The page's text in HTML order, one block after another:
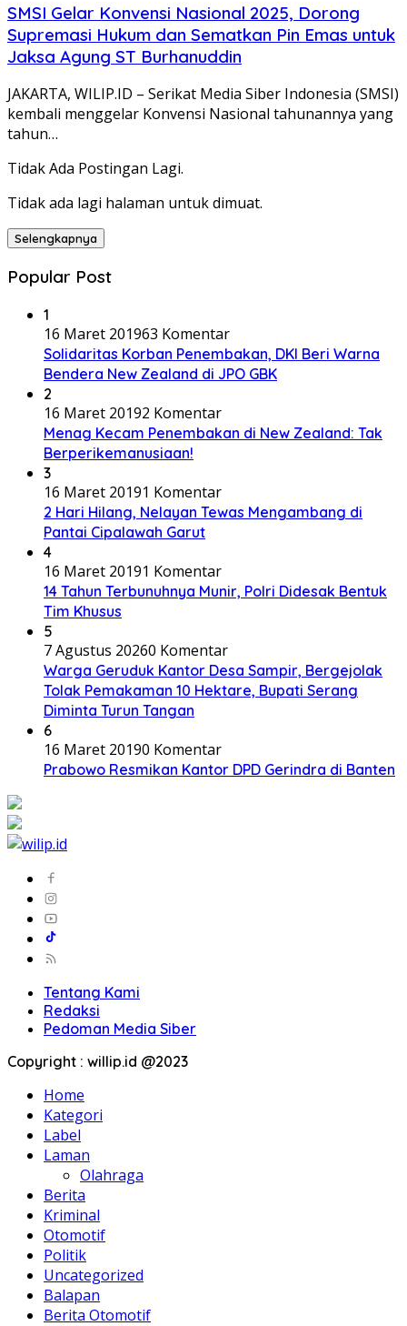
SMSI Gelar Konvensi Nasional 2025, Dorong
Supremasi Hukum dan Sematkan Pin Emas untuk
Jaksa Agung ST Burhanuddin
JAKARTA, WILIP.ID – Serikat Media Siber Indonesia (SMSI)
kembali menggelar Konvensi Nasional tahunannya yang
tahun…
Tidak Ada Postingan Lagi.
Tidak ada lagi halaman untuk dimuat.
Selengkapnya
Popular Post
1
16 Maret 201963 Komentar
Solidaritas Korban Penembakan, DKI Beri Warna
Bendera New Zealand di JPO GBK
2
16 Maret 20192 Komentar
Menag Kecam Penembakan di New Zealand: Tak
Berperikemanusiaan!
3
16 Maret 20191 Komentar
2 Hari Hilang, Nelayan Tewas Mengambang di
Pantai Cipalawah Garut
4
16 Maret 20191 Komentar
14 Tahun Terbunuhnya Munir, Polri Didesak Bentuk
Tim Khusus
5
7 Agustus 20260 Komentar
Warga Geruduk Kantor Desa Sampir, Bergejolak
Tolak Pemakaman 10 Hektare, Bupati Serang
Diminta Turun Tangan
6
16 Maret 20190 Komentar
Prabowo Resmikan Kantor DPD Gerindra di Banten
Tentang Kami
Redaksi
Pedoman Media Siber
Copyright : willip.id @2023
Home
Kategori
Label
Laman
Olahraga
Berita
Kriminal
Otomotif
Politik
Uncategorized
Balapan
Berita Otomotif